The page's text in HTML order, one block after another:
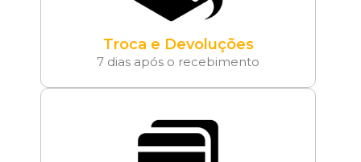
Troca e Devoluções
7 dias após o recebimento